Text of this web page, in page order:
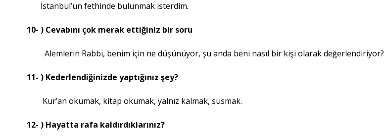
İstanbul’un fethinde bulunmak isterdim.
10- ) Cevabını çok merak ettiğiniz bir soru
Alemlerin Rabbi, benim için ne düşünüyor, şu anda beni nasıl bir kişi olarak değerlendiriyor?
11- ) Kederlendiğinizde yaptığınız şey?
Kur’an okumak, kitap okumak, yalnız kalmak, susmak.
12- ) Hayatta rafa kaldırdıklarınız?